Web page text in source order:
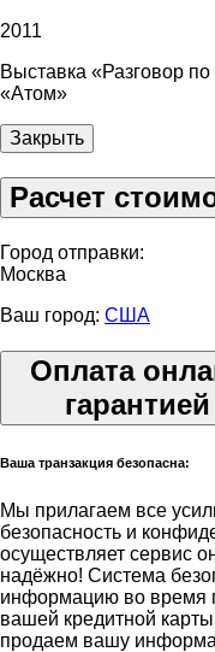
2011
Выставка «Разговор
«Атом»
Закрыть
Расчет
Город отправки:
Москва
Ваш город: США
Оплата
Ваша транзакция безопасна:
Мы прилагаем все
безопасность и
осуществляет сервис
надёжно! Система
информацию во время
вашей кредитной
продаем вашу